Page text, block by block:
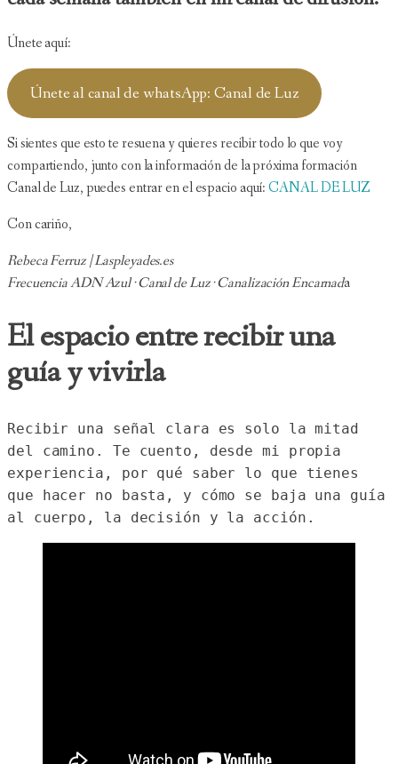
Únete aquí:
Únete al canal de whatsApp: Canal de Luz
Si sientes que esto te resuena y quieres recibir todo lo que voy
compartiendo, junto con la información de la próxima formación
Canal de Luz, puedes entrar en el espacio aquí:CANAL DE LUZ
Con cariño,
Rebeca Ferruz | Laspleyades.es
Frecuencia ADN Azul · Canal de Luz · Canalización Encarnada
El espacio entre recibir una
guía y vivirla
Recibir una señal clara es solo la mitad
del camino. Te cuento, desde mi propia
experiencia, por qué saber lo que tienes
que hacer no basta, y cómo se baja una guía
al cuerpo, la decisión y la acción.